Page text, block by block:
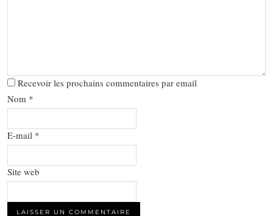
Recevoir les prochains commentaires par email
Nom *
E-mail *
Site web